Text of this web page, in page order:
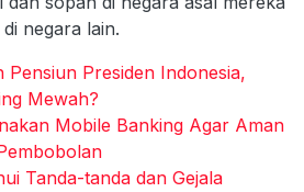
negara lain.
Pensiun Presiden Indonesia,
Mewah?
Mobile Banking Agar Aman
Tanda-tanda dan Gejala